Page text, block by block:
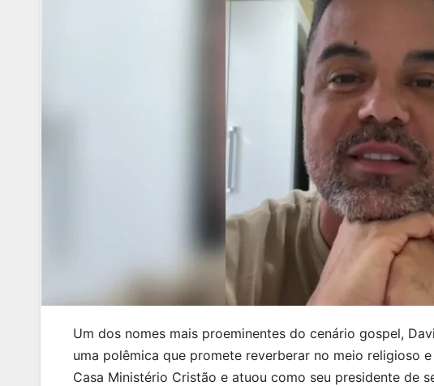
Um dos nomes mais proeminentes do cenário gospel,
uma polêmica que promete reverberar no meio religioso
Casa Ministério Cristão e atuou como seu presidente de